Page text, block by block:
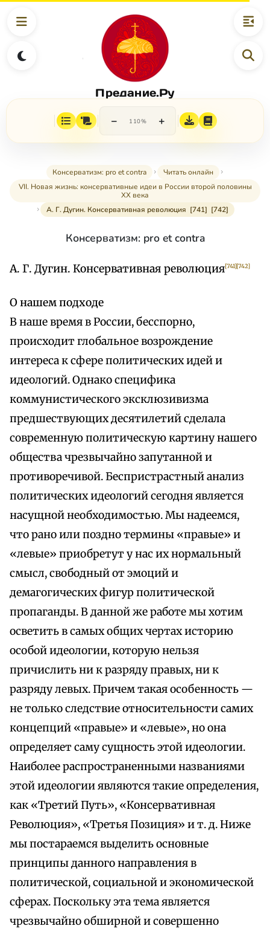
Предание.Ру
− 110% +
Консерватизм: pro et contra
Читать онлайн
VII. Новая жизнь: консервативные идеи в России второй половины
XX века
А. Г. Дугин. Консервативная революция [741] [742]
Консерватизм: pro et contra
А. Г. Дугин. Консервативная революция[741][742]
О нашем подходе
В наше время в России, бесспорно,
происходит глобальное возрождение
интереса к сфере политических идей и
идеологий. Однако специфика
коммунистического эксклюзивизма
предшествующих десятилетий сделала
современную политическую картину нашего
общества чрезвычайно запутанной и
противоречивой. Беспристрастный анализ
политических идеологий сегодня является
насущной необходимостью. Мы надеемся,
что рано или поздно термины «правые» и
«левые» приобретут у нас их нормальный
смысл, свободный от эмоций и
демагогических фигур политической
пропаганды. В данной же работе мы хотим
осветить в самых общих чертах историю
особой идеологии, которую нельзя
причислить ни к разряду правых, ни к
разряду левых. Причем такая особенность —
не только следствие относительности самих
концепций «правые» и «левые», но она
определяет саму сущность этой идеологии.
Наиболее распространенными названиями
этой идеологии являются такие определения,
как «Третий Путь», «Консервативная
Революция», «Третья Позиция» и т. д. Ниже
мы постараемся выделить основные
принципы данного направления в
политической, социальной и экономической
сферах. Поскольку эта тема является
чрезвычайно обширной и совершенно